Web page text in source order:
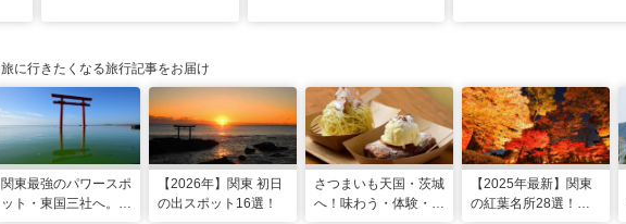
旅に行きたくなる旅行記事をお届け
関東最強のパワースポ
ット・東国三社へ。初
【2026年】関東 初日
の出スポット16選！
さつまいも天国・茨城
へ！味わう・体験・願
【2025年最新】関東
の紅葉名所28選！